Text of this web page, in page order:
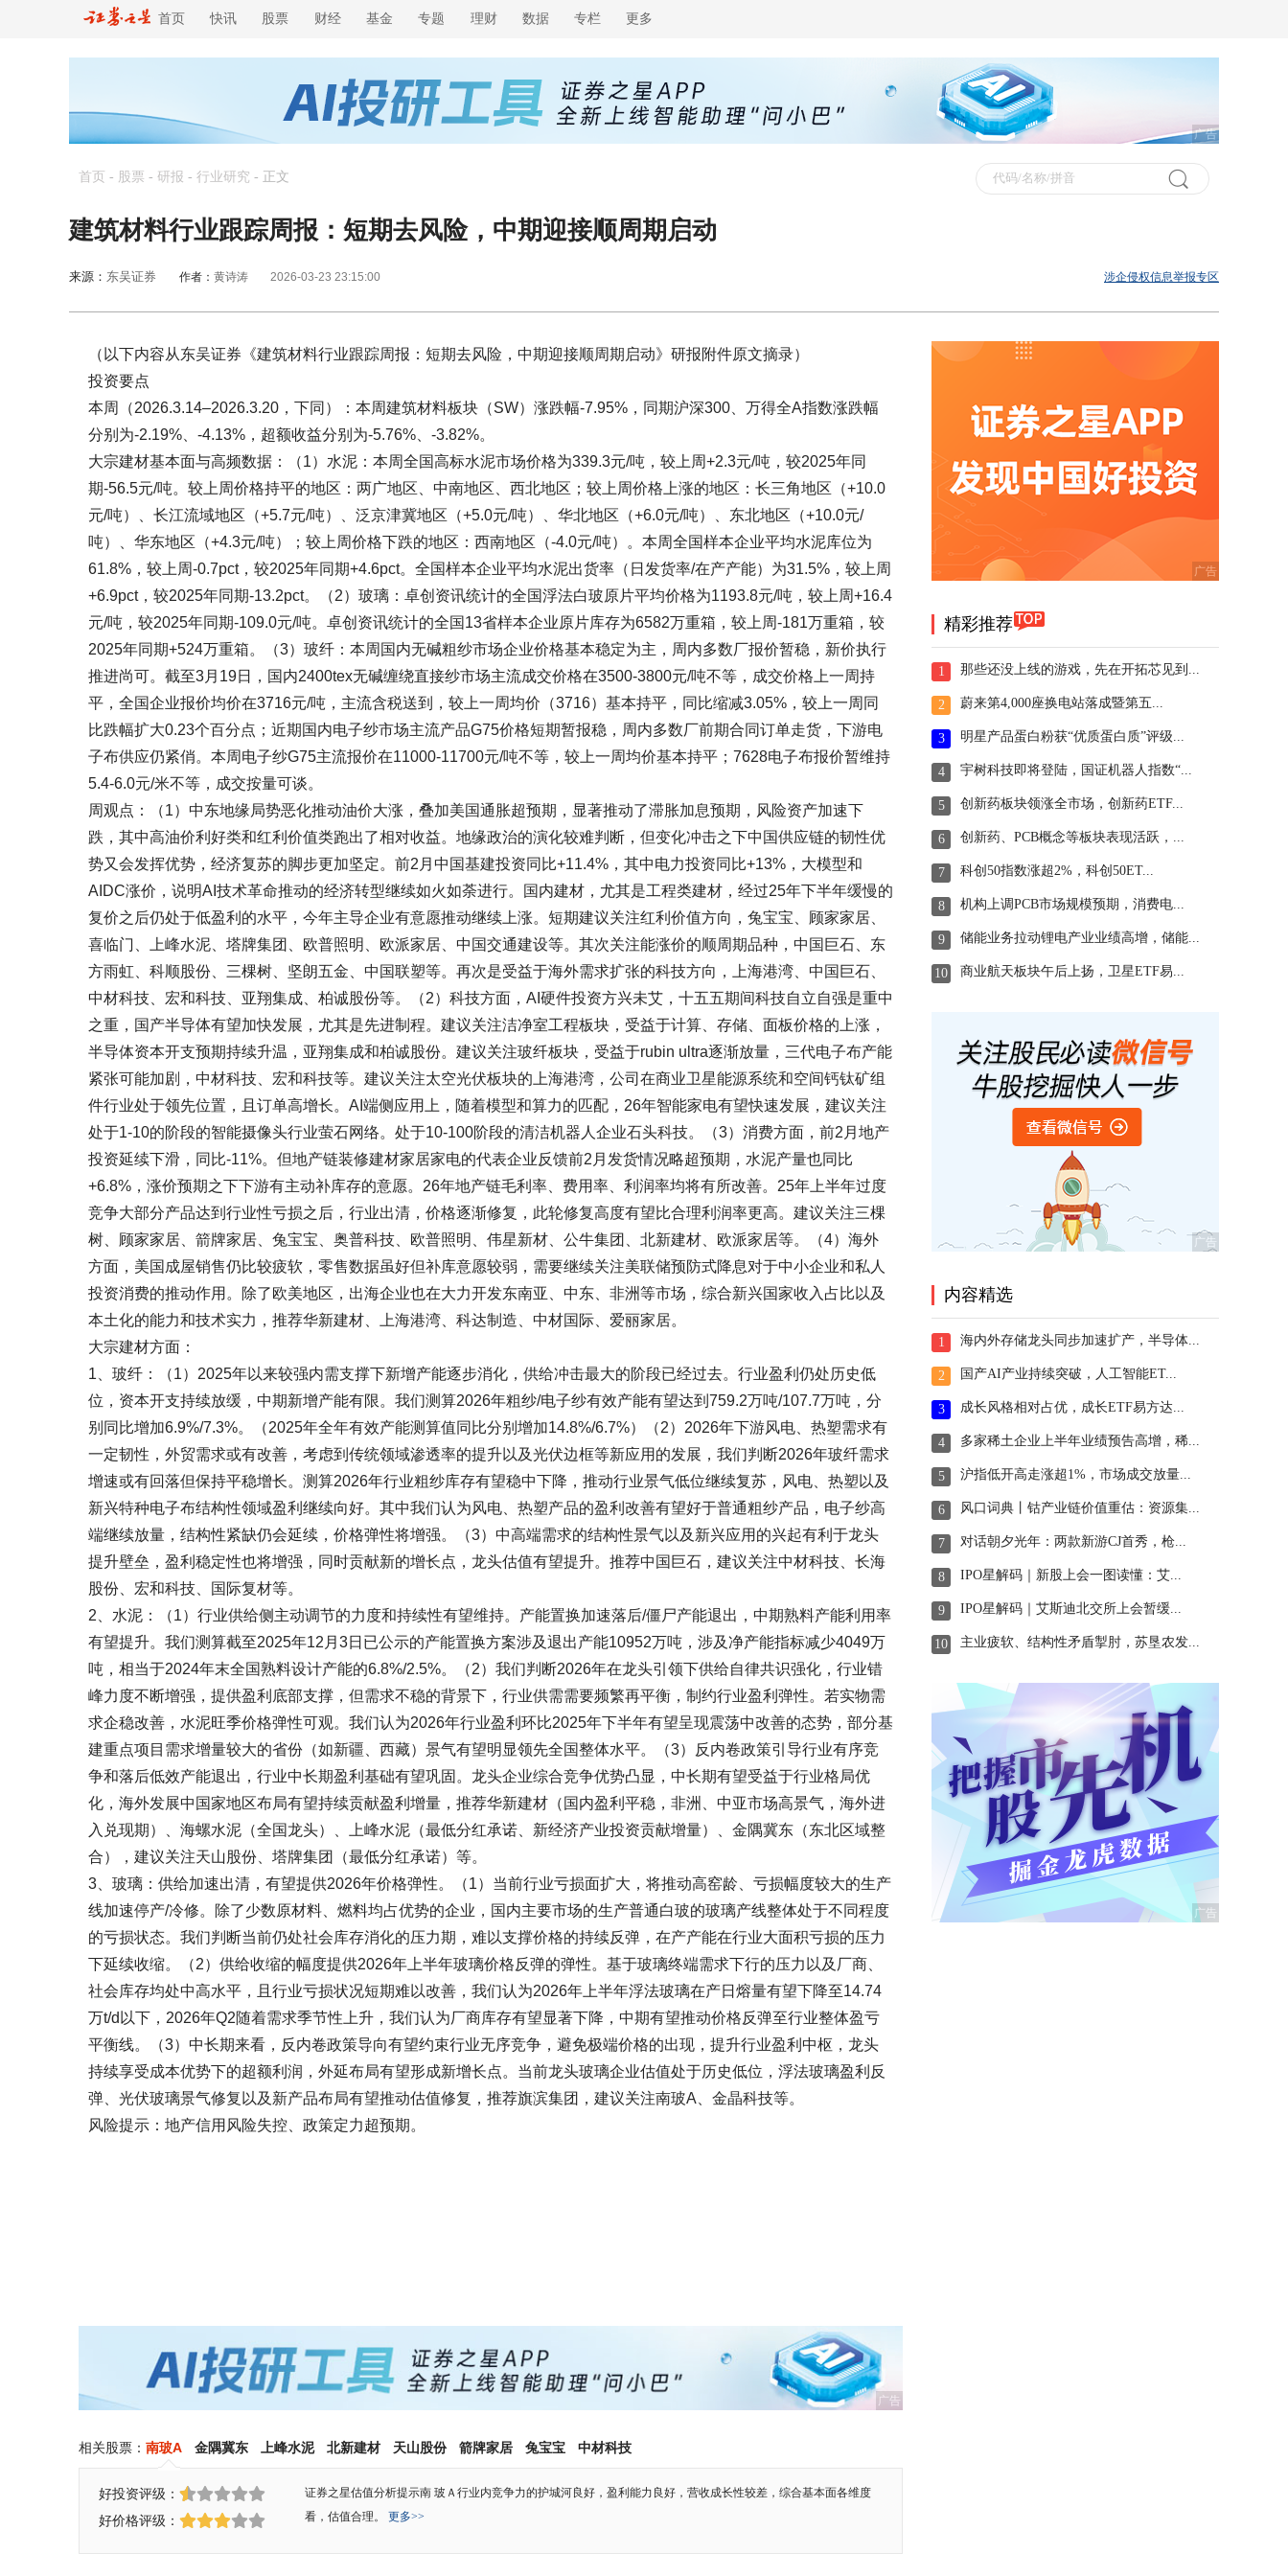
首页 快讯 股票 财经 基金 专题 理财 数据 专栏 更多
广告
首页 - 股票 - 研报 - 行业研究 - 正文
建筑材料行业跟踪周报：短期去风险，中期迎接顺周期启动
来源： 东吴证券 作者： 黄诗涛 2026-03-23 23:15:00 涉企侵权信息举报专区
（以下内容从东吴证券《建筑材料行业跟踪周报：短期去风险，中期迎接顺周期启动》研报附件原文摘录）
投资要点
本周（2026.3.14–2026.3.20，下同）：本周建筑材料板块（SW）涨跌幅-7.95%，同期沪深300、万得全A指数涨跌幅
分别为-2.19%、-4.13%，超额收益分别为-5.76%、-3.82%。
大宗建材基本面与高频数据：（1）水泥：本周全国高标水泥市场价格为339.3元/吨，较上周+2.3元/吨，较2025年同
期-56.5元/吨。较上周价格持平的地区：两广地区、中南地区、西北地区；较上周价格上涨的地区：长三角地区（+10.0
元/吨）、长江流域地区（+5.7元/吨）、泛京津冀地区（+5.0元/吨）、华北地区（+6.0元/吨）、东北地区（+10.0元/
吨）、华东地区（+4.3元/吨）；较上周价格下跌的地区：西南地区（-4.0元/吨）。本周全国样本企业平均水泥库位为
61.8%，较上周-0.7pct，较2025年同期+4.6pct。全国样本企业平均水泥出货率（日发货率/在产产能）为31.5%，较上周
+6.9pct，较2025年同期-13.2pct。（2）玻璃：卓创资讯统计的全国浮法白玻原片平均价格为1193.8元/吨，较上周+16.4
元/吨，较2025年同期-109.0元/吨。卓创资讯统计的全国13省样本企业原片库存为6582万重箱，较上周-181万重箱，较
2025年同期+524万重箱。（3）玻纤：本周国内无碱粗纱市场企业价格基本稳定为主，周内多数厂报价暂稳，新价执行
推进尚可。截至3月19日，国内2400tex无碱缠绕直接纱市场主流成交价格在3500-3800元/吨不等，成交价格上一周持
平，全国企业报价均价在3716元/吨，主流含税送到，较上一周均价（3716）基本持平，同比缩减3.05%，较上一周同
比跌幅扩大0.23个百分点；近期国内电子纱市场主流产品G75价格短期暂报稳，周内多数厂前期合同订单走货，下游电
子布供应仍紧俏。本周电子纱G75主流报价在11000-11700元/吨不等，较上一周均价基本持平；7628电子布报价暂维持
5.4-6.0元/米不等，成交按量可谈。
周观点：（1）中东地缘局势恶化推动油价大涨，叠加美国通胀超预期，显著推动了滞胀加息预期，风险资产加速下
跌，其中高油价利好类和红利价值类跑出了相对收益。地缘政治的演化较难判断，但变化冲击之下中国供应链的韧性优
势又会发挥优势，经济复苏的脚步更加坚定。前2月中国基建投资同比+11.4%，其中电力投资同比+13%，大模型和
AIDC涨价，说明AI技术革命推动的经济转型继续如火如荼进行。国内建材，尤其是工程类建材，经过25年下半年缓慢的
复价之后仍处于低盈利的水平，今年主导企业有意愿推动继续上涨。短期建议关注红利价值方向，兔宝宝、顾家家居、
喜临门、上峰水泥、塔牌集团、欧普照明、欧派家居、中国交通建设等。其次关注能涨价的顺周期品种，中国巨石、东
方雨虹、科顺股份、三棵树、坚朗五金、中国联塑等。再次是受益于海外需求扩张的科技方向，上海港湾、中国巨石、
中材科技、宏和科技、亚翔集成、柏诚股份等。（2）科技方面，AI硬件投资方兴未艾，十五五期间科技自立自强是重中
之重，国产半导体有望加快发展，尤其是先进制程。建议关注洁净室工程板块，受益于计算、存储、面板价格的上涨，
半导体资本开支预期持续升温，亚翔集成和柏诚股份。建议关注玻纤板块，受益于rubin ultra逐渐放量，三代电子布产能
紧张可能加剧，中材科技、宏和科技等。建议关注太空光伏板块的上海港湾，公司在商业卫星能源系统和空间钙钛矿组
件行业处于领先位置，且订单高增长。AI端侧应用上，随着模型和算力的匹配，26年智能家电有望快速发展，建议关注
处于1-10的阶段的智能摄像头行业萤石网络。处于10-100阶段的清洁机器人企业石头科技。（3）消费方面，前2月地产
投资延续下滑，同比-11%。但地产链装修建材家居家电的代表企业反馈前2月发货情况略超预期，水泥产量也同比
+6.8%，涨价预期之下下游有主动补库存的意愿。26年地产链毛利率、费用率、利润率均将有所改善。25年上半年过度
竞争大部分产品达到行业性亏损之后，行业出清，价格逐渐修复，此轮修复高度有望比合理利润率更高。建议关注三棵
树、顾家家居、箭牌家居、兔宝宝、奥普科技、欧普照明、伟星新材、公牛集团、北新建材、欧派家居等。（4）海外
方面，美国成屋销售仍比较疲软，零售数据虽好但补库意愿较弱，需要继续关注美联储预防式降息对于中小企业和私人
投资消费的推动作用。除了欧美地区，出海企业也在大力开发东南亚、中东、非洲等市场，综合新兴国家收入占比以及
本土化的能力和技术实力，推荐华新建材、上海港湾、科达制造、中材国际、爱丽家居。
大宗建材方面：
1、玻纤：（1）2025年以来较强内需支撑下新增产能逐步消化，供给冲击最大的阶段已经过去。行业盈利仍处历史低
位，资本开支持续放缓，中期新增产能有限。我们测算2026年粗纱/电子纱有效产能有望达到759.2万吨/107.7万吨，分
别同比增加6.9%/7.3%。（2025年全年有效产能测算值同比分别增加14.8%/6.7%）（2）2026年下游风电、热塑需求有
一定韧性，外贸需求或有改善，考虑到传统领域渗透率的提升以及光伏边框等新应用的发展，我们判断2026年玻纤需求
增速或有回落但保持平稳增长。测算2026年行业粗纱库存有望稳中下降，推动行业景气低位继续复苏，风电、热塑以及
新兴特种电子布结构性领域盈利继续向好。其中我们认为风电、热塑产品的盈利改善有望好于普通粗纱产品，电子纱高
端继续放量，结构性紧缺仍会延续，价格弹性将增强。（3）中高端需求的结构性景气以及新兴应用的兴起有利于龙头
提升壁垒，盈利稳定性也将增强，同时贡献新的增长点，龙头估值有望提升。推荐中国巨石，建议关注中材科技、长海
股份、宏和科技、国际复材等。
2、水泥：（1）行业供给侧主动调节的力度和持续性有望维持。产能置换加速落后/僵尸产能退出，中期熟料产能利用率
有望提升。我们测算截至2025年12月3日已公示的产能置换方案涉及退出产能10952万吨，涉及净产能指标减少4049万
吨，相当于2024年末全国熟料设计产能的6.8%/2.5%。（2）我们判断2026年在龙头引领下供给自律共识强化，行业错
峰力度不断增强，提供盈利底部支撑，但需求不稳的背景下，行业供需需要频繁再平衡，制约行业盈利弹性。若实物需
求企稳改善，水泥旺季价格弹性可观。我们认为2026年行业盈利环比2025年下半年有望呈现震荡中改善的态势，部分基
建重点项目需求增量较大的省份（如新疆、西藏）景气有望明显领先全国整体水平。（3）反内卷政策引导行业有序竞
争和落后低效产能退出，行业中长期盈利基础有望巩固。龙头企业综合竞争优势凸显，中长期有望受益于行业格局优
化，海外发展中国家地区布局有望持续贡献盈利增量，推荐华新建材（国内盈利平稳，非洲、中亚市场高景气，海外进
入兑现期）、海螺水泥（全国龙头）、上峰水泥（最低分红承诺、新经济产业投资贡献增量）、金隅冀东（东北区域整
合），建议关注天山股份、塔牌集团（最低分红承诺）等。
3、玻璃：供给加速出清，有望提供2026年价格弹性。（1）当前行业亏损面扩大，将推动高窑龄、亏损幅度较大的生产
线加速停产/冷修。除了少数原材料、燃料均占优势的企业，国内主要市场的生产普通白玻的玻璃产线整体处于不同程度
的亏损状态。我们判断当前仍处社会库存消化的压力期，难以支撑价格的持续反弹，在产产能在行业大面积亏损的压力
下延续收缩。（2）供给收缩的幅度提供2026年上半年玻璃价格反弹的弹性。基于玻璃终端需求下行的压力以及厂商、
社会库存均处中高水平，且行业亏损状况短期难以改善，我们认为2026年上半年浮法玻璃在产日熔量有望下降至14.74
万t/d以下，2026年Q2随着需求季节性上升，我们认为厂商库存有望显著下降，中期有望推动价格反弹至行业整体盈亏
平衡线。（3）中长期来看，反内卷政策导向有望约束行业无序竞争，避免极端价格的出现，提升行业盈利中枢，龙头
持续享受成本优势下的超额利润，外延布局有望形成新增长点。当前龙头玻璃企业估值处于历史低位，浮法玻璃盈利反
弹、光伏玻璃景气修复以及新产品布局有望推动估值修复，推荐旗滨集团，建议关注南玻A、金晶科技等。
风险提示：地产信用风险失控、政策定力超预期。
广告
相关股票： 南玻A 金隅冀东 上峰水泥 北新建材 天山股份 箭牌家居 兔宝宝 中材科技
好投资评级：
好价格评级：
证券之星估值分析提示南 玻Ａ行业内竞争力的护城河良好，盈利能力良好，营收成长性较差，综合基本面各维度
看，估值合理。 更多>>
精彩推荐
1 那些还没上线的游戏，先在开拓芯见到...
2 蔚来第4,000座换电站落成暨第五...
3 明星产品蛋白粉获“优质蛋白质”评级...
4 宇树科技即将登陆，国证机器人指数“...
5 创新药板块领涨全市场，创新药ETF...
6 创新药、PCB概念等板块表现活跃，...
7 科创50指数涨超2%，科创50ET...
8 机构上调PCB市场规模预期，消费电...
9 储能业务拉动锂电产业业绩高增，储能...
10 商业航天板块午后上扬，卫星ETF易...
内容精选
1 海内外存储龙头同步加速扩产，半导体...
2 国产AI产业持续突破，人工智能ET...
3 成长风格相对占优，成长ETF易方达...
4 多家稀土企业上半年业绩预告高增，稀...
5 沪指低开高走涨超1%，市场成交放量...
6 风口词典丨钴产业链价值重估：资源集...
7 对话朝夕光年：两款新游CJ首秀，枪...
8 IPO星解码｜新股上会一图读懂：艾...
9 IPO星解码｜艾斯迪北交所上会暂缓...
10 主业疲软、结构性矛盾掣肘，苏垦农发...